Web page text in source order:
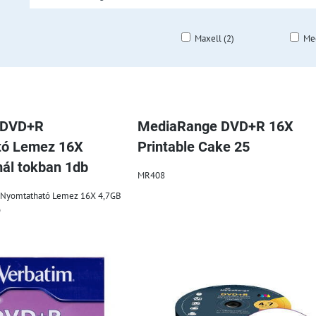
Maxell (2)
Lemez 16X
tokban 1db
Lemez 16X 4,7GB
MediaRange DVD+R 16X
Printable Cake 25
MR408